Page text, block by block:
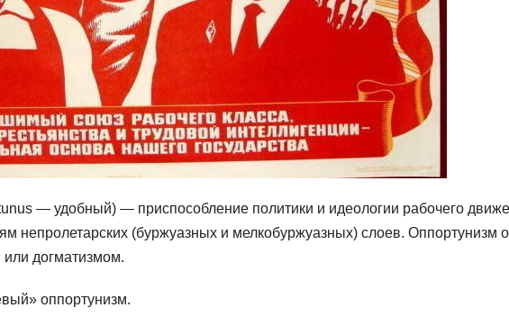
— удобный) — приспособление политики и идеологии рабочего
непролетарских (буржуазных и мелкобуржуазных) слоев. Оппортунизм
догматизмом.
оппортунизм.